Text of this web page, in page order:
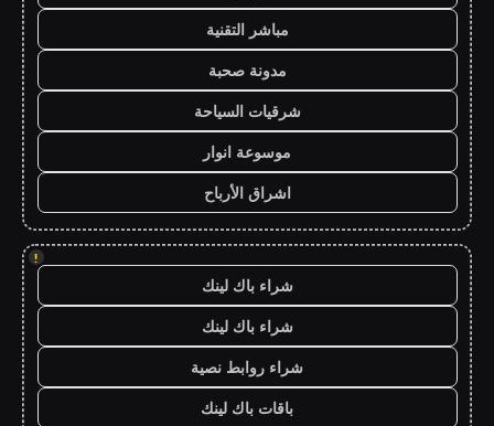
مباشر التقنية
مدونة صحبة
شرقيات السياحة
موسوعة انوار
اشراق الأرباح
!
شراء باك لينك
شراء باك لينك
شراء روابط نصية
باقات باك لينك